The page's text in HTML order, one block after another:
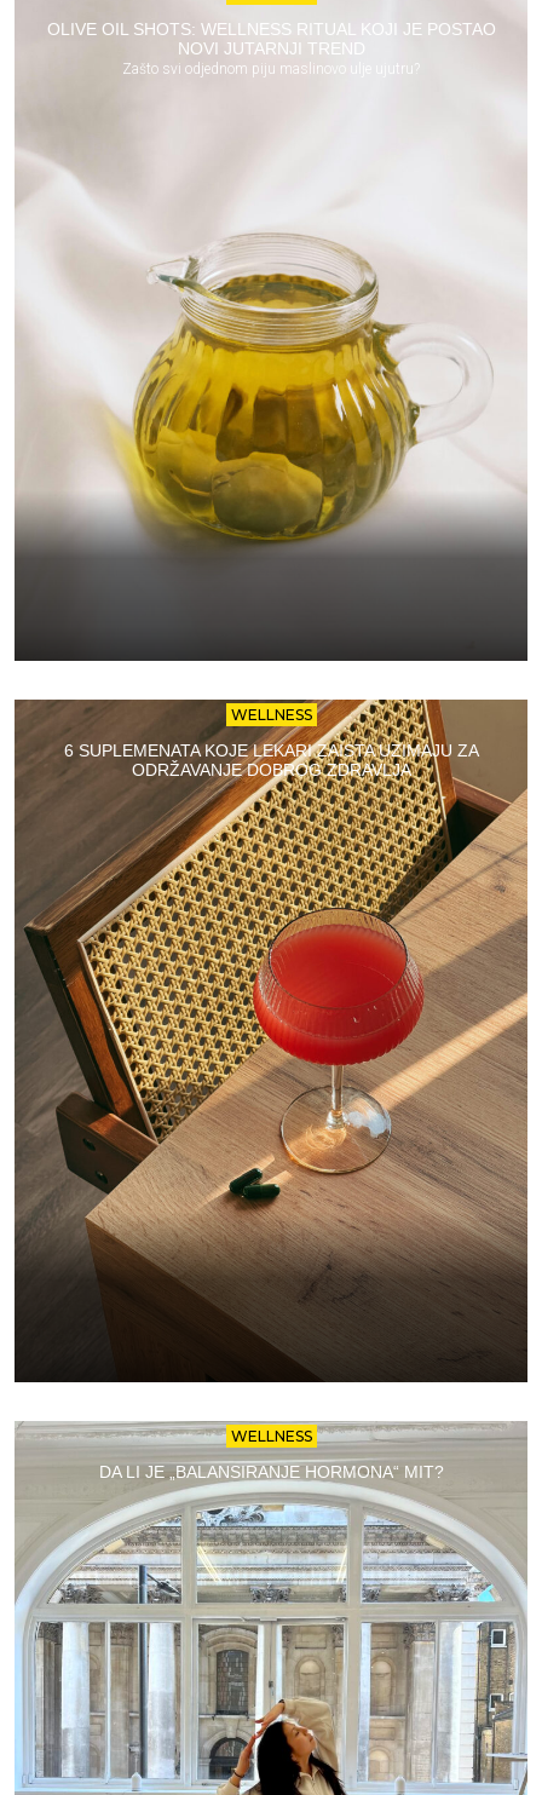
OLIVE OIL SHOTS: WELLNESS RITUAL KOJI JE POSTAO
NOVI JUTARNJI TREND
Zašto svi odjednom piju maslinovo ulje ujutru?
WELLNESS
6 SUPLEMENATA KOJE LEKARI ZAISTA UZIMAJU ZA
ODRŽAVANJE DOBROG ZDRAVLJA
WELLNESS
DA LI JE „BALANSIRANJE HORMONA“ MIT?